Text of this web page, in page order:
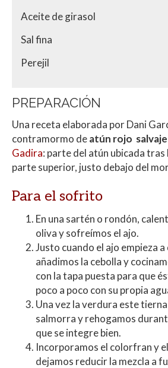
Aceite de girasol
Sal fina
Perejil
PREPARACIÓN
Una receta elaborada por Dani
contramormo deatún rojo
Gadira: parte del atún ubicada tras
parte superior, justo debajo del
Para el sofrito
En una sartén o rondón,
oliva y sofreímos el ajo.
Justo cuando el ajo empieza
añadimos la cebolla y
con la tapa puesta para que
poco a poco con su propia
Una vez la verdura este
salmorra y rehogamos
que se integre bien.
Incorporamos el colorfran y
dejamos reducir la mezcla a